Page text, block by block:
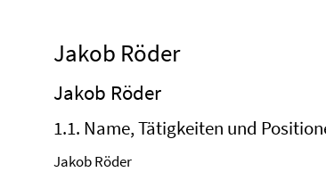
Jakob Röder
Jakob Röder
1.1. Name, Tätigkeiten und
Jakob Röder